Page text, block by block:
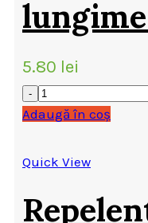
5.80 lei
Adaugă în coș
Quick View